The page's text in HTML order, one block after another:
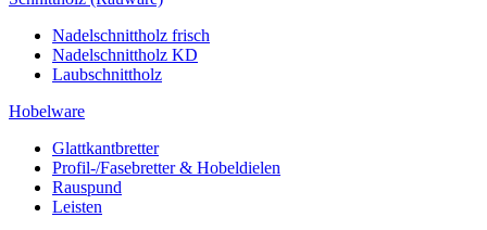
Nadelschnittholz frisch
Nadelschnittholz KD
Laubschnittholz
Hobelware
Glattkantbretter
Profil-/Fasebretter & Hobeldielen
Rauspund
Leisten